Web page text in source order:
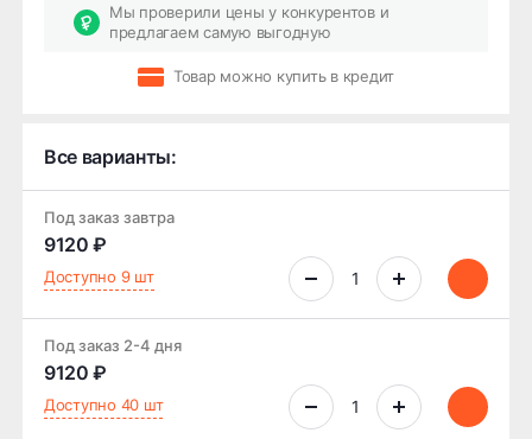
Мы проверили цены у конкурентов и
предлагаем самую выгодную
Товар можно купить в кредит
Все варианты:
Под заказ завтра
9120 ₽
Доступно 9 шт
Под заказ 2-4 дня
9120 ₽
Доступно 40 шт